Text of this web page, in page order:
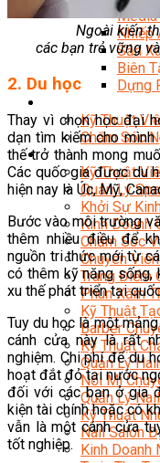
Nhiếp
Sản
Biên
Dựng
Kỹ Thuật
Chăm Sóc
Sắc Đẹp
Kỹ Thuật
Quản Lý Spa
Khởi Sự
Kinh Doanh
Chăm Sóc
Chuyên
Trang Điểm
Phun Xăm
Kỹ Thuật
Barber
Kỹ Thuật
Quản Lý
Nối Mi
Quản Lý
Kỹ Thuật
Nail Salon
Kinh Doanh
Ngoài kiến
các bạn trẻ vững
2. Du học
Thay vì chọn học đại
dạn tìm kiếm cho
thế trở thành mong
Các quốc gia được du
hiện nay là Úc, Mỹ,
Bước vào môi trường
thêm nhiều điều để
nguồn tri thức mới từ
có thêm kỹ năng sống,
xu thế phát triển tại
Tuy du học là một
cánh cửa này là rất
nghiệm. Chi phí để du
hoạt đắt đỏ tại nước
đối với các bạn ở gia
kiện tài chính hoặc có
vẫn là một cánh cửa
tốt nghiệp.